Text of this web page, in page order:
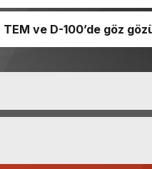
ve D-100’de göz